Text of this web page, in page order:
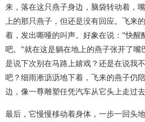
来，落在这只燕子身边，脑袋转动着，
上的那只燕子，但还是没有回应。飞来
着，发出嘶哑的叫声。好象在说："快醒
吧。"就在这是躺在地上的燕子张开了嘴
是说下次别在马路上嬉戏？还是在说我
吧？细雨淅沥沥地下着，飞来的燕子仍
边，像一尊雕塑任凭汽车从它头上走过
最后，它慢慢移动着身体，一步一回头